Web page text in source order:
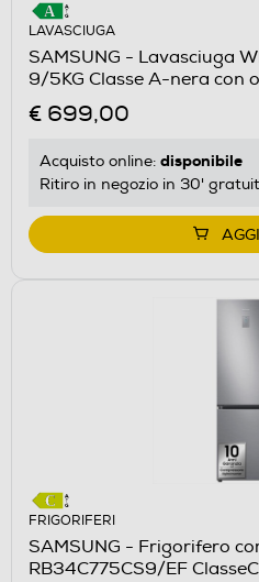
LAVASCIUGA
SAMSUNG - Lavasciuga
9/5KG Classe A-nera con
€ 699,00
Acquisto online: disponibile
Ritiro in negozio in 30'
FRIGORIFERI
SAMSUNG - Frigorifero
RB34C775CS9/EF